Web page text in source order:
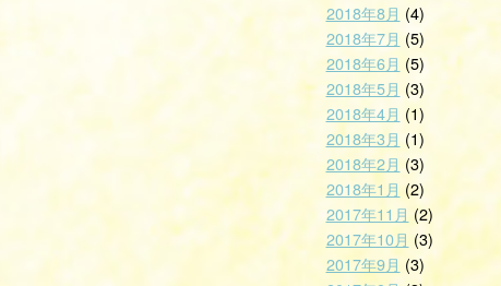
2018年8月 (4)
2018年7月 (5)
2018年6月 (5)
2018年5月 (3)
2018年4月 (1)
2018年3月 (1)
2018年2月 (3)
2018年1月 (2)
2017年11月 (2)
2017年10月 (3)
2017年9月 (3)